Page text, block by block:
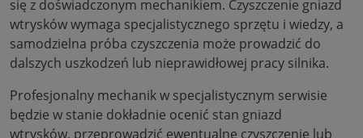
się z doświadczonym mechanikiem. Czyszczenie gniazd
wtrysków wymaga specjalistycznego sprzętu i wiedzy, a
samodzielna próba czyszczenia może prowadzić do
dalszych uszkodzeń lub nieprawidłowej pracy silnika.
Profesjonalny mechanik w specjalistycznym serwisie
będzie w stanie dokładnie ocenić stan gniazd
wtrysków, przeprowadzić ewentualne czyszczenie lub